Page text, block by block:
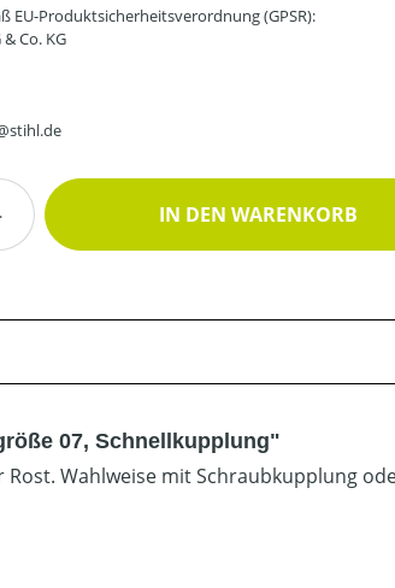
EU-Produktsicherheitsverordnung (GPSR):
Co. KG
Gib den gewünschten
IN DEN WARENKORB
07, Schnellkupplung"
Wahlweise mit Schraubkupplung